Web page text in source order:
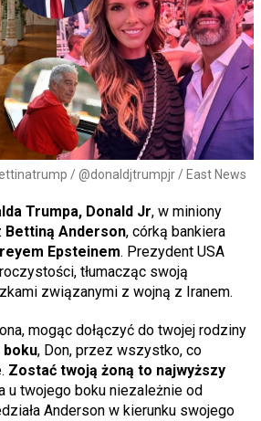
/ @donaldjtrumpjr / East News
Trumpa, Donald Jr, w miniony
Bettiną Anderson, córką bankiera
Epsteinem. Prezydent USA
tłumacząc swoją
związanymi z wojną z Iranem.
mogąc dołączyć do twojej rodziny
boku, Don, przez wszystko, co
Zostać twoją żoną to najwyższy
u twojego boku niezależnie od
Anderson w kierunku swojego